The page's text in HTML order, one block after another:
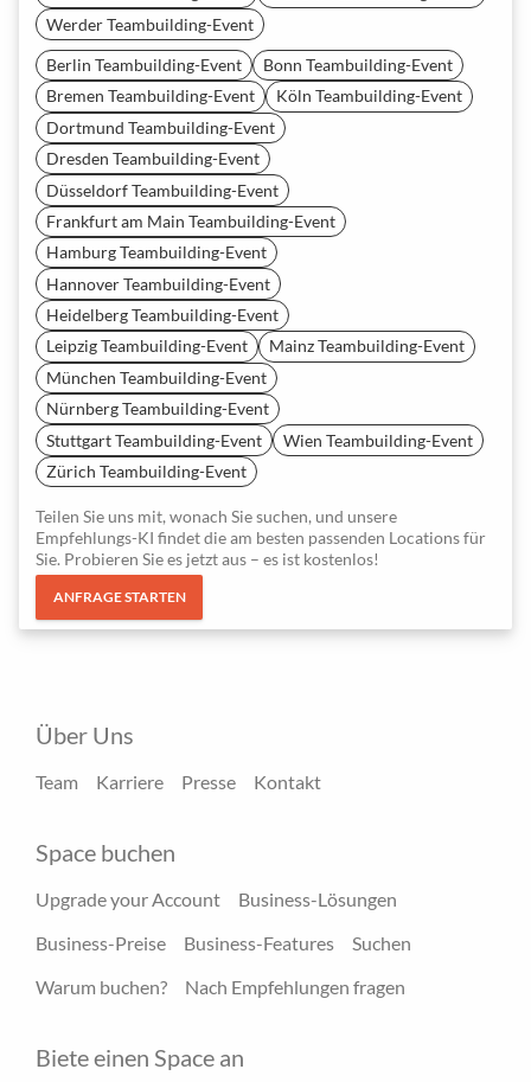
Werder Teambuilding-Event
Berlin Teambuilding-Event
Bonn Teambuilding-Event
Bremen Teambuilding-Event
Köln Teambuilding-Event
Dortmund Teambuilding-Event
Dresden Teambuilding-Event
Düsseldorf Teambuilding-Event
Frankfurt am Main Teambuilding-Event
Hamburg Teambuilding-Event
Hannover Teambuilding-Event
Heidelberg Teambuilding-Event
Leipzig Teambuilding-Event
Mainz Teambuilding-Event
München Teambuilding-Event
Nürnberg Teambuilding-Event
Stuttgart Teambuilding-Event
Wien Teambuilding-Event
Zürich Teambuilding-Event
Teilen Sie uns mit, wonach Sie suchen, und unsere
Empfehlungs-KI findet die am besten passenden Locations für
Sie. Probieren Sie es jetzt aus – es ist kostenlos!
ANFRAGE STARTEN
Über Uns
Team Karriere Presse Kontakt
Space buchen
Upgrade your Account
Business-Lösungen
Business-Preise
Business-Features
Suchen
Warum buchen?
Nach Empfehlungen fragen
Biete einen Space an